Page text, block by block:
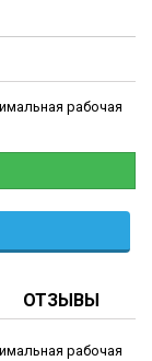
рабочая
ОТЗЫВЫ
рабочая